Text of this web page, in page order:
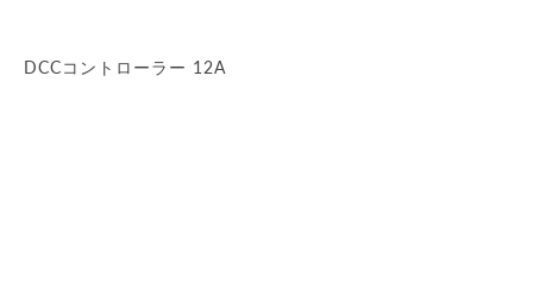
DCCコントローラー 12A